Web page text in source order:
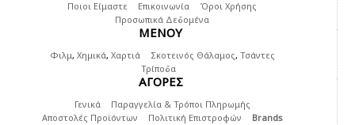
Ποιοι Είμαστε Επικοινωνία
Όροι Χρήσης
Προσωπικά Δεδομένα
ΜΕΝΟΥ
Φιλμ, Χημικά, Χαρτιά Σκοτεινός Θάλαμος, Τσάντες
Τρίποδα
ΑΓΟΡΕΣ
Γενικά
Παραγγελία & Τρόποι Πληρωμής
Αποστολές Προϊόντων
Πολιτική Επιστροφών Brands